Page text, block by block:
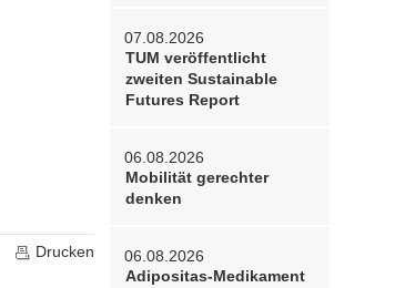
Drucken
07.08.2026
TUM veröffentlicht
zweiten Sustainable
Futures Report
06.08.2026
Mobilität gerechter
denken
06.08.2026
Adipositas-Medikament